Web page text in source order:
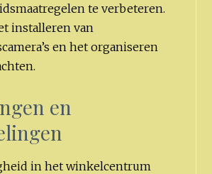
te verbeteren.
installeren van
en het organiseren
en
in het winkelcentrum